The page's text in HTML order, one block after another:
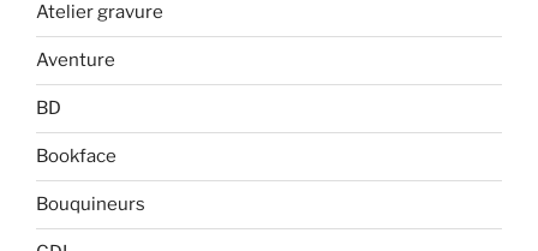
Atelier gravure
Aventure
BD
Bookface
Bouquineurs